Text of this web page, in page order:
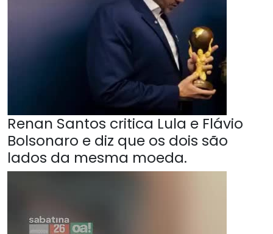
Renan Santos critica Lula e Flávio
Bolsonaro e diz que os dois são
lados da mesma moeda.